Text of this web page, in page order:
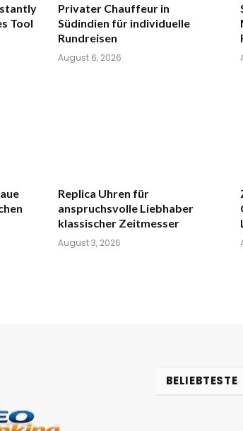
Tool
Privater Chauffeur in
Südindien für individuelle
Rundreisen
August 6, 2026
Replica Uhren für
anspruchsvolle Liebhaber
klassischer Zeitmesser
August 3, 2026
BELIEBTESTE